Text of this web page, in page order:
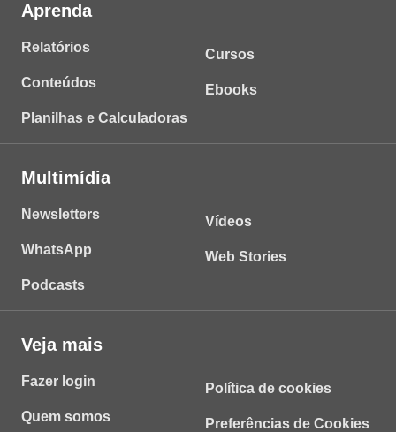
Aprenda
Relatórios
Conteúdos
Planilhas e Calculadoras
Cursos
Ebooks
Multimídia
Newsletters
WhatsApp
Podcasts
Vídeos
Web Stories
Veja mais
Fazer login
Quem somos
Política de cookies
Preferências de Cookies